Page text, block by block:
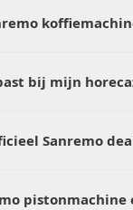
bij mijn
Sanremo
pistonmachine